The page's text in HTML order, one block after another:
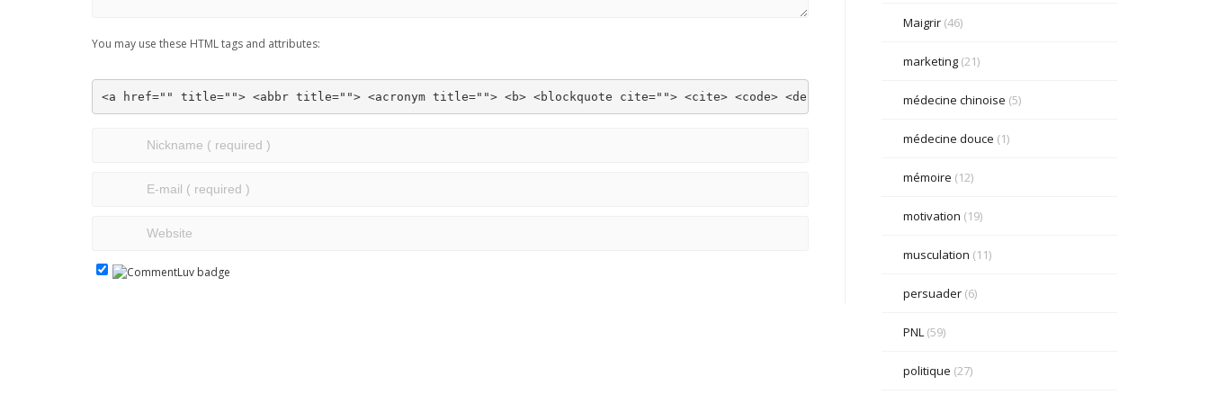
You may use these HTML tags and attributes:
<a href="" title=""> <abbr title=""> <acronym title=""> <b> <blockquote cite=""> <cite> <code> <del datetime=""> <em> <i> <q cite=""> <strike> <strong>
Maigrir(46)
marketing(21)
médecine chinoise (5)
médecine douce (1)
mémoire (12)
motivation (19)
musculation (11)
persuader(6)
PNL (59)
politique (27)